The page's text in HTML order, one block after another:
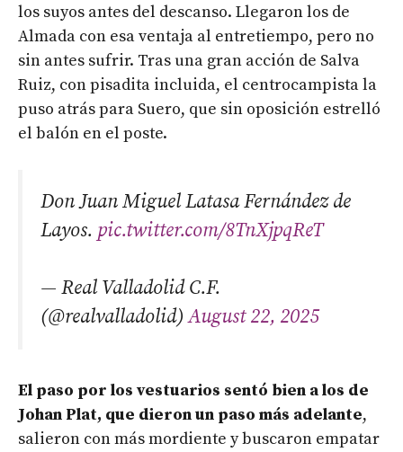
los suyos antes del descanso. Llegaron los de
Almada con esa ventaja al entretiempo, pero no
sin antes sufrir. Tras una gran acción de Salva
Ruiz, con pisadita incluida, el centrocampista la
puso atrás para Suero, que sin oposición estrelló
el balón en el poste.
Don Juan Miguel Latasa Fernández de
Layos. pic.twitter.com/8TnXjpqReT
— Real Valladolid C.F.
(@realvalladolid)August 22, 2025
El paso por los vestuarios sentó bien a los de
Johan Plat, que dieron un paso más adelante,
salieron con más mordiente y buscaron empatar